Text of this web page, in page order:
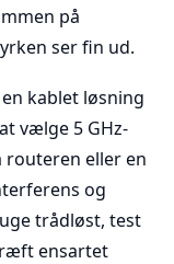
på
ser fin ud.
kablet løsning
vælge 5 GHz-
eller en
og
trådløst, test
ensartet